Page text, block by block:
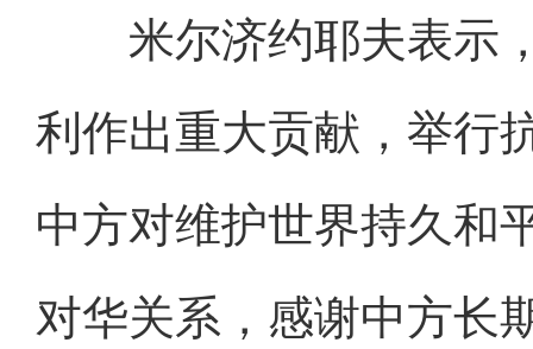
米尔济约耶夫表示，
利作出重大贡献，举行
中方对维护世界持久和
对华关系，感谢中方长